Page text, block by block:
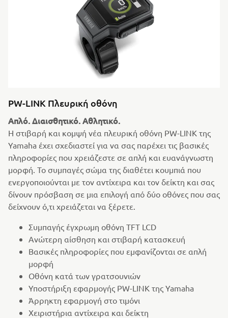
PW-LINK Πλευρική οθόνη
Απλό. Διαισθητικό. Αθλητικό.
Η στιβαρή και κομψή νέα πλευρική οθόνη PW-LINK της
Yamaha έχει σχεδιαστεί για να σας παρέχει τις βασικές
πληροφορίες που χρειάζεστε σε απλή και ευανάγνωστη
μορφή. Το συμπαγές σώμα της διαθέτει κουμπιά που
ενεργοποιούνται με τον αντίχειρα και τον δείκτη και σας
δίνουν πρόσβαση σε μια επιλογή από δύο οθόνες που σας
δείχνουν ό,τι χρειάζεται να ξέρετε.
Συμπαγής έγχρωμη οθόνη TFT LCD
Ανώτερη αίσθηση και στιβαρή κατασκευή
Βασικές πληροφορίες που εμφανίζονται σε απλή
μορφή
Οθόνη κατά των γρατσουνιών
Υποστήριξη εφαρμογής PW-LINK της Yamaha
Άρρηκτη εφαρμογή στο τιμόνι
Χειριστήρια αντίχειρα και δείκτη